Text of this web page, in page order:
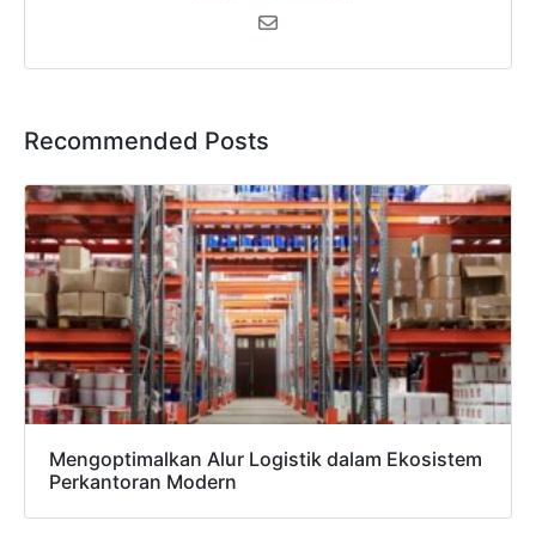
Recommended Posts
Mengoptimalkan Alur Logistik dalam Ekosistem
Perkantoran Modern